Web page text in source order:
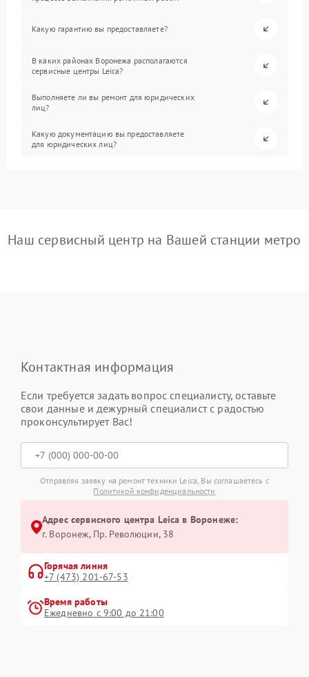
Какую гарантию вы предоставляете?
В каких районах Воронежа располагаются
сервисные центры Leica?
Выполняете ли вы ремонт для юридических
лиц?
Какую документацию вы предоставляете
для юридических лиц?
Наш сервисный центр на Вашей станции метро
Контактная информация
Если требуется задать вопрос специалисту, оставьте
свои данные и дежурный специалист с радостью
проконсультирует Вас!
Отправляя заявку на ремонт техники Leica, Вы соглашаетесь с
Политикой конфиденциальности
Адрес сервисного центра Leica в Воронеже:
г. Воронеж, Пр. Революции, 38
Горячая линия
+7 (473) 201-67-53
Время работы
Ежедневно с 9:00 до 21:00